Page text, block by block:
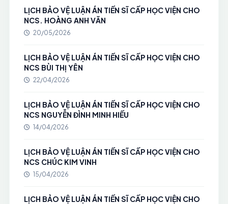
LỊCH BẢO VỆ LUẬN ÁN TIẾN SĨ CẤP HỌC VIỆN CHO
NCS. HOÀNG ANH VĂN
20/05/2026
LỊCH BẢO VỆ LUẬN ÁN TIẾN SĨ CẤP HỌC VIỆN CHO
NCS BÙI THỊ YÊN
22/04/2026
LỊCH BẢO VỆ LUẬN ÁN TIẾN SĨ CẤP HỌC VIỆN CHO
NCS NGUYỄN ĐÌNH MINH HIẾU
14/04/2026
LỊCH BẢO VỆ LUẬN ÁN TIẾN SĨ CẤP HỌC VIỆN CHO
NCS CHÚC KIM VINH
15/04/2026
LỊCH BẢO VỆ LUẬN ÁN TIẾN SĨ CẤP HỌC VIỆN CHO